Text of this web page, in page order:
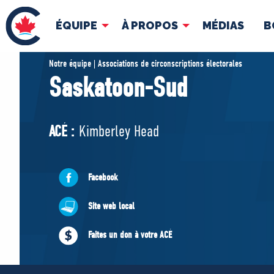
ÉQUIPE À PROPOS MÉDIAS
ÉQUIPE
Pierre Poilievre
Cabinet fantôme
ACÉ
À
Notre équipe | Associations de circonscriptions électorales
Saskatoon-Sud
ACÉ : Kimberley Head
Facebook
Site web local
Faites un don à votre ACÉ